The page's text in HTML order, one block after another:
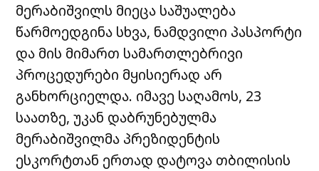
მერაბიშვილს მიეცა საშუალება
წარმოედგინა სხვა, ნამდვილი პასპორტი
და მის მიმართ სამართლებრივი
პროცედურები მყისიერად არ
განხორციელდა. იმავე საღამოს, 23
საათზე, უკან დაბრუნებულმა
მერაბიშვილმა პრეზიდენტის
ესკორტთან ერთად დატოვა თბილისის